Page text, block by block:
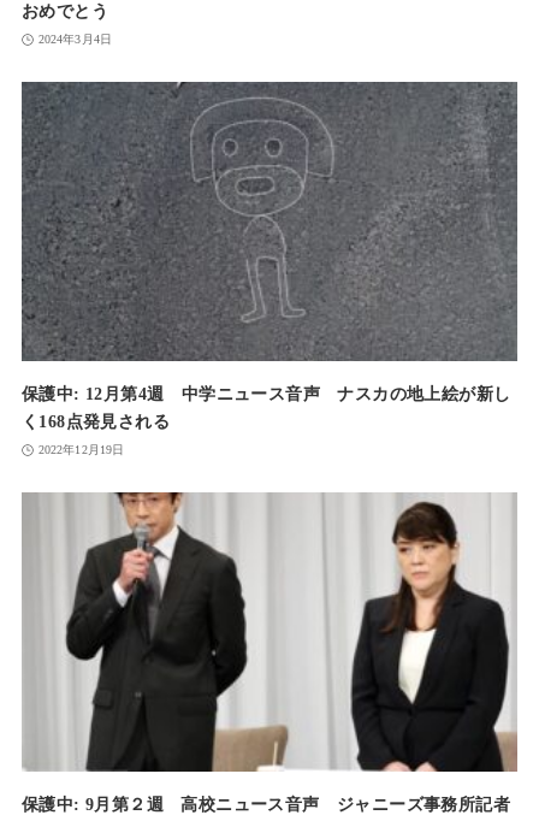
おめでとう
2024年3月4日
保護中: 12月第4週 中学ニュース音声 ナスカの地上絵が新し
く168点発見される
2022年12月19日
保護中: 9月第２週 高校ニュース音声 ジャニーズ事務所記者